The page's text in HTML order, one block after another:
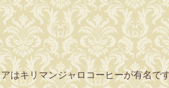
はキリマンジャロコーヒーが有名で